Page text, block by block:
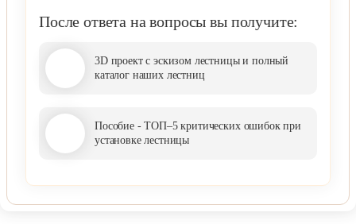
После ответа на вопросы вы получите:
3D проект с эскизом лестницы и полный
каталог наших лестниц
Пособие - ТОП–5 критических ошибок при
установке лестницы